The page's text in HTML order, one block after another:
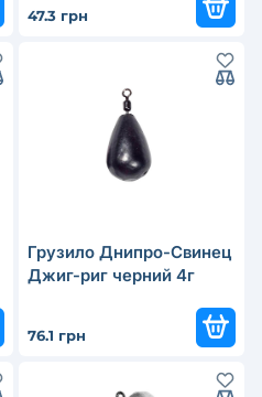
47.3 грн
Грузило Днипро-Свинец
Джиг-риг черний 4г
76.1 грн